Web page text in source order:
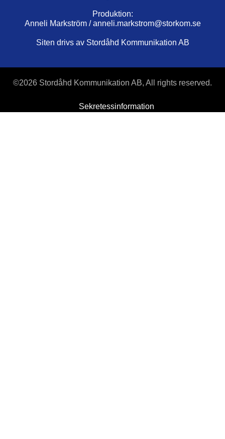
Produktion:
Anneli Markström /anneli.markstrom@storkom.se
Siten drivs av Stordåhd Kommunikation AB
©2026 Stordåhd Kommunikation AB, All rights reserved.
Sekretessinformation